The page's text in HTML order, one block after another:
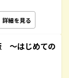
詳細を見る
～はじめての